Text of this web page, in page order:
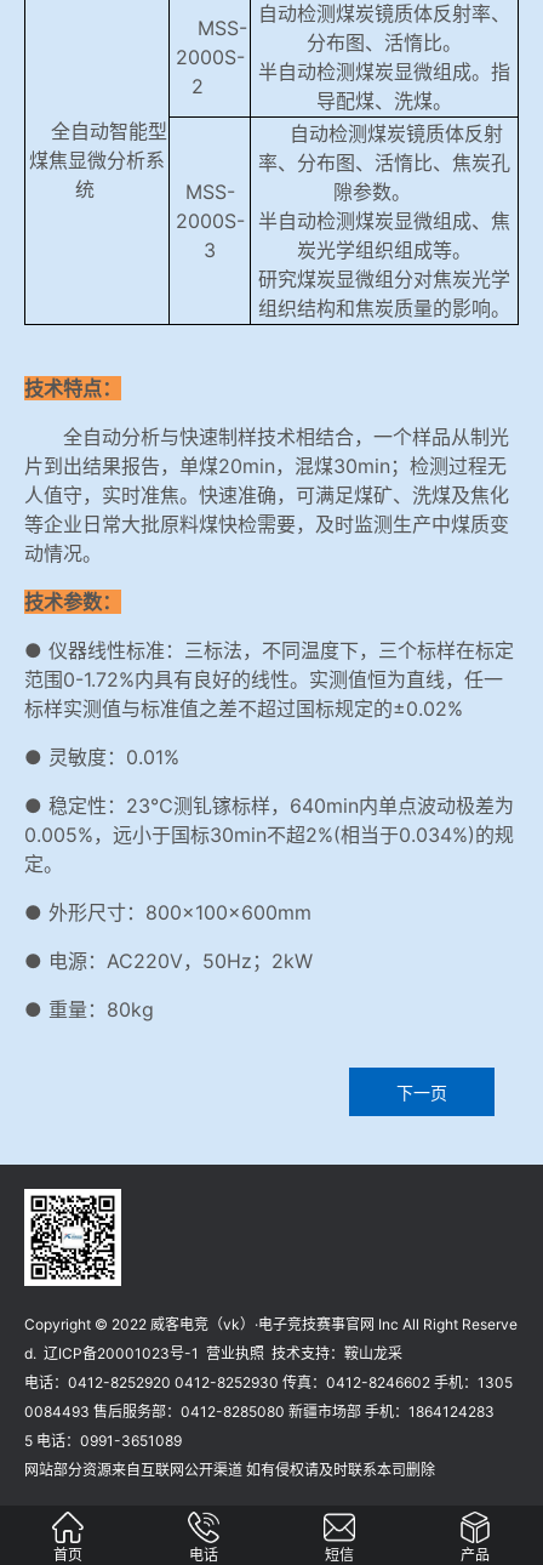
全自动智能型
煤焦显微分析系
统
MSS-
2000S-
2
自动检测煤炭镜质体反射率、
分布图、活惰比。
半自动检测煤炭显微组成。指
导配煤、洗煤。
MSS-
2000S-
3
自动检测煤炭镜质体反射
率、分布图、活惰比、焦炭孔
隙参数。
半自动检测煤炭显微组成、焦
炭光学组织组成等。
研究煤炭显微组分对焦炭光学
组织结构和焦炭质量的影响。
技术特点：
全自动分析与快速制样技术相结合，一个样品从制光
片到出结果报告，单煤20min，混煤30min；检测过程无
人值守，实时准焦。快速准确，可满足煤矿、洗煤及焦化
等企业日常大批原料煤快检需要，及时监测生产中煤质变
动情况。
技术参数：
● 仪器线性标准：三标法，不同温度下，三个标样在标定
范围0-1.72%内具有良好的线性。实测值恒为直线，任一
标样实测值与标准值之差不超过国标规定的±0.02%
● 灵敏度：0.01%
● 稳定性：23℃测钆镓标样，640min内单点波动极差为
0.005%，远小于国标30min不超2%(相当于0.034%)的规
定。
● 外形尺寸：800×100×600mm
● 电源：AC220V，50Hz；2kW
● 重量：80kg
下一页
Copyright © 2022 威客电竞（vk）·电子竞技赛事官网 Inc All Right Reserve
d. 辽ICP备20001023号-1 营业执照 技术支持： 鞍山龙采
电话：0412-8252920 0412-8252930 传真：0412-8246602 手机：1305
0084493 售后服务部：0412-8285080 新疆市场部 手机：1864124283
5 电话：0991-3651089
网站部分资源来自互联网公开渠道 如有侵权请及时联系本司删除
首页 电话 短信 产品